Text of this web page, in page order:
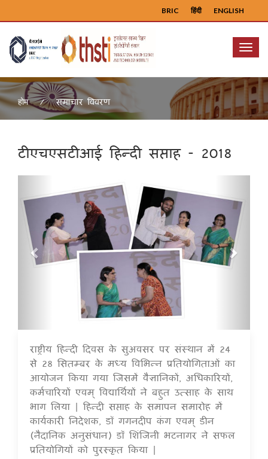
ENGLISH
हिंदी
BRIC
Menu
होम समाचार विवरण
टीएचएसटीआई हिन्दी सप्ताह - 2018
16 Jul 2020
राष्ट्रीय हिन्दी दिवस के सुअवसर पर संस्थान में 24
से 28 सितम्बर के मध्य विभिन्न प्रतियोगिताओं का
आयोजन किया गया जिसमें वैज्ञानिकों, अधिकारियों,
कर्मचारियों एवम् विद्यार्थियों ने बहुत उत्साह के साथ
भाग लिया | हिन्दी सप्ताह के समापन समारोह में
कार्यकारी निदेशक, डॉ गगनदीप कंग एवम् डीन
(नैदानिक अनुसंधान) डॉ शिंजिनी भटनागर ने सफल
प्रतियोगियों को पुरस्कृत किया |